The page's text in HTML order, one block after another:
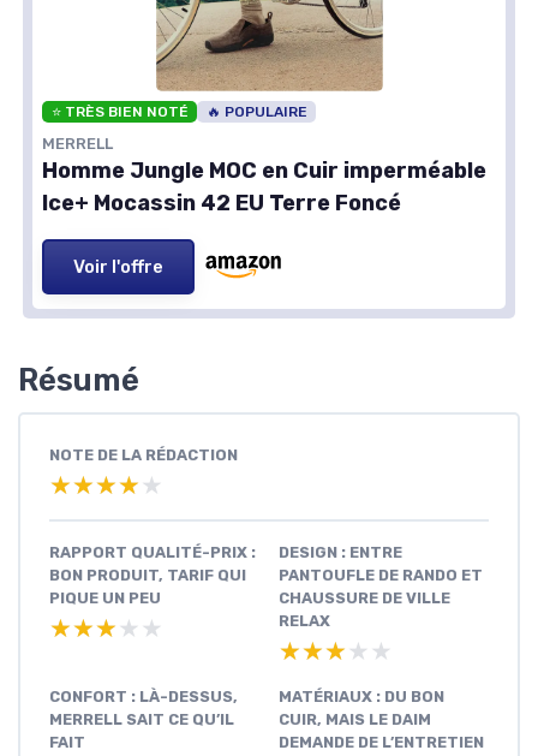
⭐ TRÈS BIEN NOTÉ 🔥 POPULAIRE
MERRELL
Homme Jungle MOC en Cuir imperméable
Ice+ Mocassin 42 EU Terre Foncé
Voir l'offre
Résumé
NOTE DE LA RÉDACTION
★★★★★
★★★★★
RAPPORT QUALITÉ-PRIX :
BON PRODUIT, TARIF QUI
PIQUE UN PEU
★★★★★
★★★★★
DESIGN : ENTRE
PANTOUFLE DE RANDO ET
CHAUSSURE DE VILLE
RELAX
★★★★★
★★★★★
CONFORT : LÀ-DESSUS,
MERRELL SAIT CE QU’IL
FAIT
MATÉRIAUX : DU BON
CUIR, MAIS LE DAIM
DEMANDE DE L’ENTRETIEN